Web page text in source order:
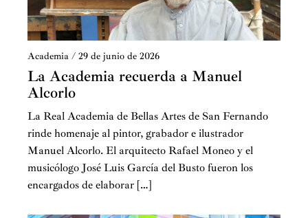
Academia / 29 de junio de 2026
La Academia recuerda a Manuel
Alcorlo
La Real Academia de Bellas Artes de San Fernando
rinde homenaje al pintor, grabador e ilustrador
Manuel Alcorlo. El arquitecto Rafael Moneo y el
musicólogo José Luis García del Busto fueron los
encargados de elaborar […]